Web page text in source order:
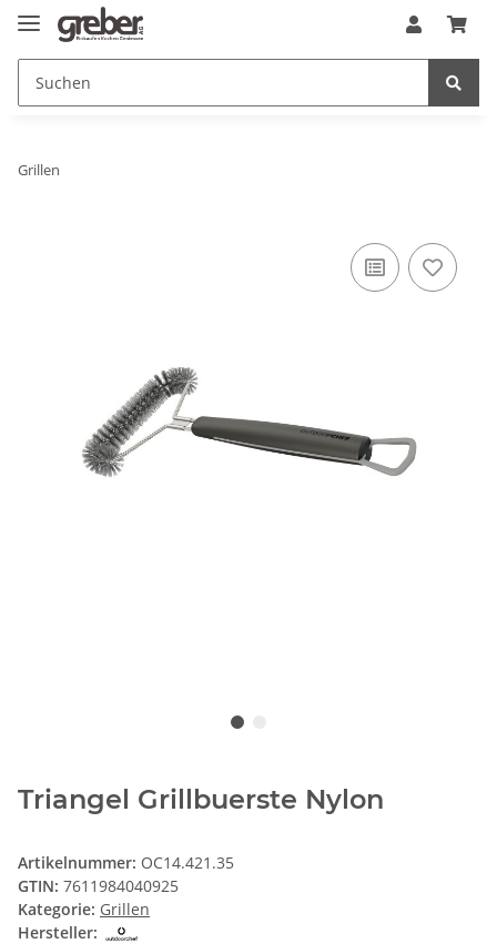
Grillen
Triangel Grillbuerste Nylon
Artikelnummer: OC14.421.35
GTIN: 7611984040925
Kategorie: Grillen
Hersteller: